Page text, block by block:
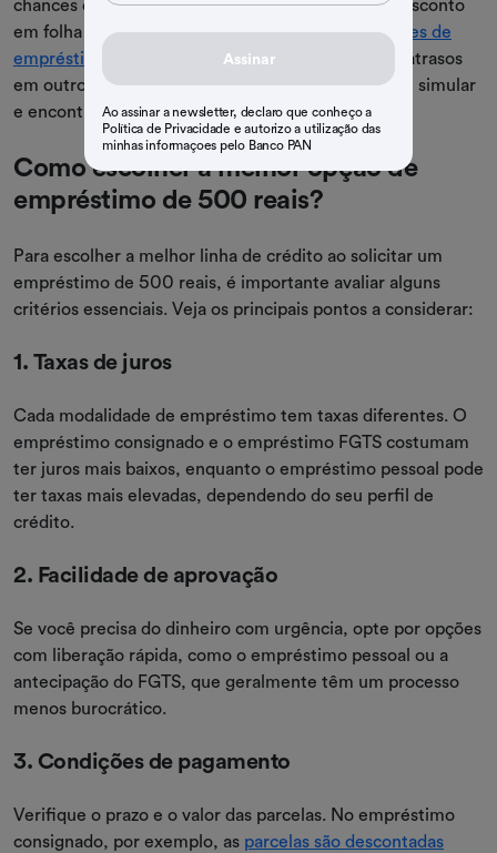
em folha ou garantia,simule diferentes modalidades de
empréstimo
para encontrar a melhor taxa e evite atrasos
em outros pagamentos. No Banco PAN, você pode simular
e encontrar a melhor opção para seu perfil!
Como escolher a melhor opção de
empréstimo de 500 reais?
Para escolher a melhor linha de crédito ao solicitar um
empréstimo de 500 reais, é importante avaliar alguns
critérios essenciais. Veja os principais pontos a considerar:
1. Taxas de juros
Cada modalidade de empréstimo tem taxas diferentes. O
empréstimo consignado e o empréstimo FGTS costumam
ter juros mais baixos, enquanto o empréstimo pessoal pode
ter taxas mais elevadas, dependendo do seu perfil de
crédito.
2. Facilidade de aprovação
Se você precisa do dinheiro com urgência, opte por opções
com liberação rápida, como o empréstimo pessoal ou a
antecipação do FGTS, que geralmente têm um processo
menos burocrático.
3. Condições de pagamento
Verifique o prazo e o valor das parcelas. No empréstimo
consignado, por exemplo, as parcelas são descontadas
Assinar
Ao assinar a newsletter, declaro que conheço a
Política de Privacidade e autorizo a utilização das
minhas informaçoes pelo Banco PAN